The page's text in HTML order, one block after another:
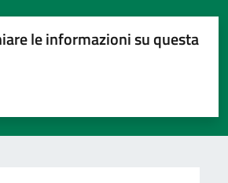
le informazioni su questa
5 stelle su 5
stelle su 5
su 5
5